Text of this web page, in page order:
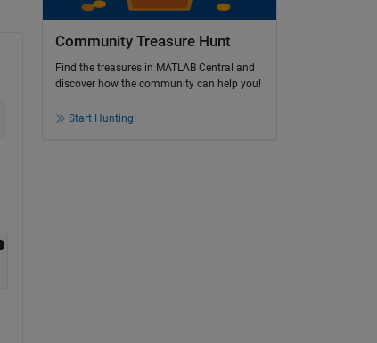
Community Treasure Hunt
Find the treasures in MATLAB Central and
discover how the community can help you!
Start Hunting!